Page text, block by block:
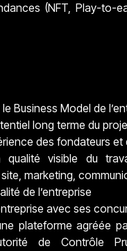
(NFT, Play-to-
Business Model de
long terme du
des fondateurs et
qualité visible du
marketing,
de l’entreprise
avec ses
plateforme agréée
de Contrôle